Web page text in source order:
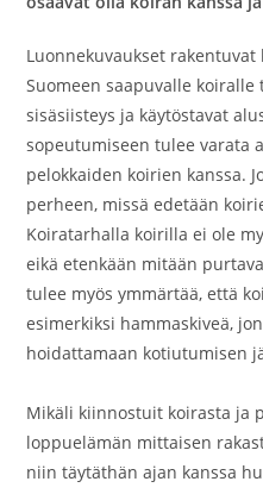
Luonnekuvaukset
Suomeen saapuvalle
sisäsiisteys ja käytöstavat
sopeutumiseen tulee varata
pelokkaiden koirien kanssa.
perheen, missä edetään
Koiratarhalla koirilla ei ole
eikä etenkään mitään
tulee myös ymmärtää, että
esimerkiksi hammaskiveä,
hoidattamaan kotiutumisen
Mikäli kiinnostuit koirasta ja
loppuelämän mittaisen
niin täytäthän ajan kanssa